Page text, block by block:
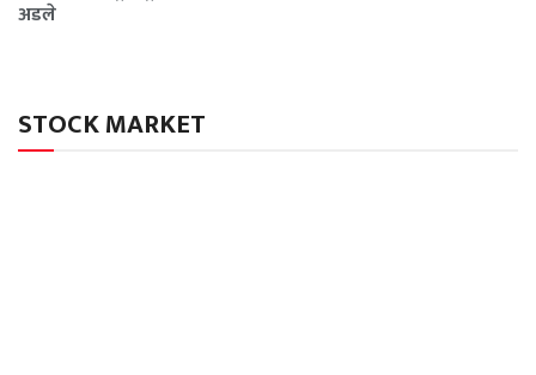
अडले
STOCK MARKET